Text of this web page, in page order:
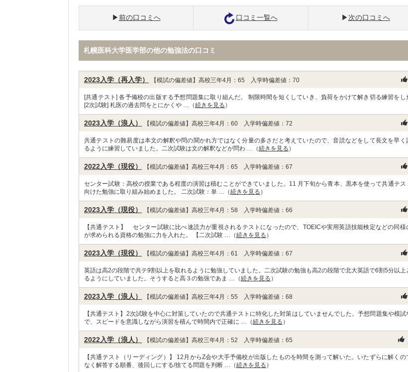
前の口コミへ 口コミ一覧へ 次の口コミへ
札幌医科大学医学部の他の勉強法の口コミ
2023入学（再入学） 【模試の偏差値】高校三年4月：65 入学時偏差値：70
[共通テスト] 各予備校の出版する予想問題集に取り組んだ。 制限時間を短くしていき、負荷をかけて解き切る練習をし
[2次試験] 札医の過去問をとにかくや …（続きを見る ）
2023入学（浪人） 【模試の偏差値】高校三年4月：60 入学時偏差値：72
共通テストの難易度は本文の解釈や問の聞かれ方ではなく分量の多さだと考えていたので、音読などをして長文を早く
るように練習していました。二次試験は文の解釈などが問わ …（続きを見る ）
2022入学（現役） 【模試の偏差値】高校三年4月：65 入学時偏差値：67
センター試験：高校の授業である程度の演習は積むことができていました。11 月下旬から青本、黒本を使って共通テス
向けた勉強に取り組み始めました。 二次試験：単 …（続きを見る ）
2023入学（現役） 【模試の偏差値】高校三年4月：58 入学時偏差値：66
【共通テスト】 センター試験に比べ速読力が重視されるテストになったので、TOEICや実用英語技能検定などの同様
が求められる資格の勉強に力を入れた。 【二次試験 …（続きを見る ）
2023入学（現役） 【模試の偏差値】高校三年4月：61 入学時偏差値：67
英語は高2の段階で共テ9割以上を取れるように勉強していました。二次試験の勉強も高2の段階で北大英語で6割5分以上
るようにしていました。そうすると高３の勉強であま …（続きを見る ）
2023入学（浪人） 【模試の偏差値】高校三年4月：55 入学時偏差値：68
【共通テスト】2次試験を中心に対策していたので共通テストに特化した対策はしていませんでした。予想問題集や模試
で、スピードを意識しながら演習を積んで時間内で正確に …（続きを見る ）
2022入学（浪人） 【模試の偏差値】高校三年4月：52 入学時偏差値：65
【共通テスト（リーディング）】 12月からZ会や大手予備校が出版したものを時間を測って解いた。いたずらに解くの
なく解答する順番、後回しにする/捨てる問題を判断 …（続きを見る ）